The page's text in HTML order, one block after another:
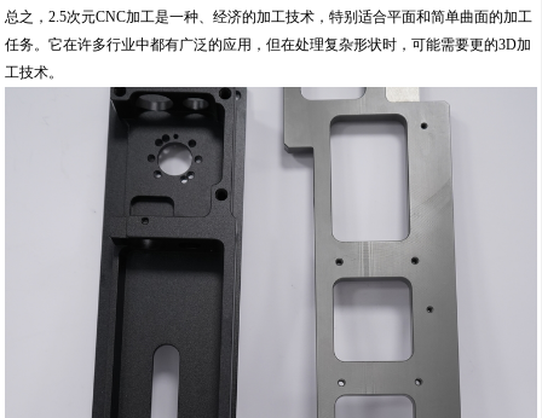
总之，2.5次元CNC加工是一种、经济的加工技术，特别适合平面和简单曲面的加工
任务。它在许多行业中都有广泛的应用，但在处理复杂形状时，可能需要更的3D加
工技术。